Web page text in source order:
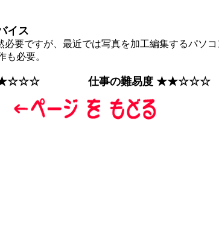
イス
要ですが、最近では写真を加工編集するパソコ
も必要。
仕事の難易度 ★★☆☆☆